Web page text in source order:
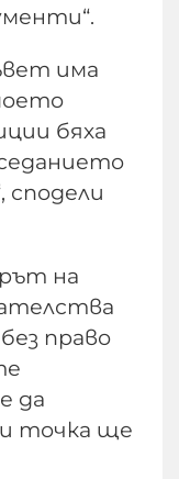
има
бяха
сподели
на
право
да
точка ще